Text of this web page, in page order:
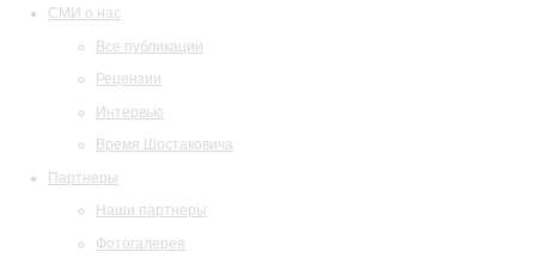
СМИ о нас
Все публикации
Рецензии
Интервью
Время Шостаковича
Партнеры
Наши партнеры
Фотогалерея